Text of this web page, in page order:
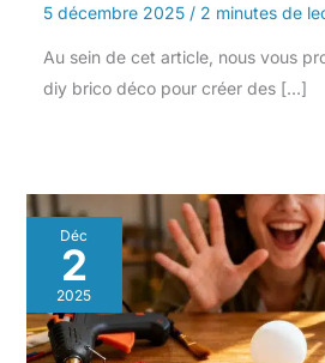
5 décembre 2025 / 2 minutes de
Au sein de cet article, nous vous
diy brico déco pour créer des […]
Déc
2
2025